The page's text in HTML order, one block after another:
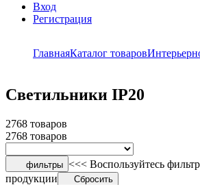
Вход
Регистрация
ГлавнаяКаталог товаров
Светильники IP20
2768 товаров
2768 товаров
фильтры <<< Воспользуйтесь
продукции
Сбросить